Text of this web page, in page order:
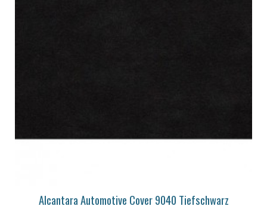
Alcantara Automotive Cover 9040 Tiefschwarz